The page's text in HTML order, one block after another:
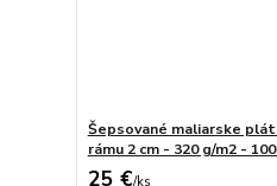
Šepsované maliarske
rámu 2 cm - 320 g/m2 -
25 €/ks